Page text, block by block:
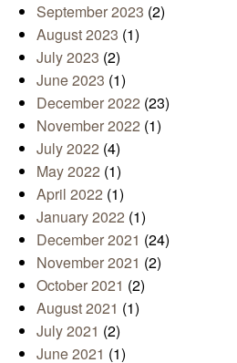
September 2023 (2)
August 2023 (1)
July 2023 (2)
June 2023 (1)
December 2022 (23)
November 2022 (1)
July 2022 (4)
May 2022 (1)
April 2022 (1)
January 2022 (1)
December 2021 (24)
November 2021 (2)
October 2021 (2)
August 2021 (1)
July 2021 (2)
June 2021 (1)